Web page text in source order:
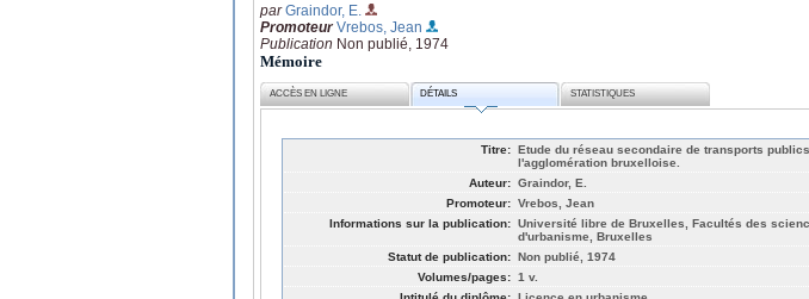
parGraindor, E.
Promoteur Vrebos, Jean
Publication Non publié, 1974
Mémoire
ACCÈS EN LIGNE DÉTAILS STATISTIQUES
Titre: Etude du réseau secondaire de transports
l'agglomération bruxelloise.
Auteur: Graindor, E.
Promoteur: Vrebos, Jean
Informations sur la publication: Université libre de Bruxelles, Facultés des
d'urbanisme, Bruxelles
Statut de publication: Non publié, 1974
Volumes/pages: 1 v.